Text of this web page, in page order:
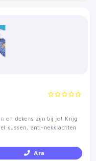
en dekens zijn bij je! Krijg
kussen, anti-nekklachten
Ara